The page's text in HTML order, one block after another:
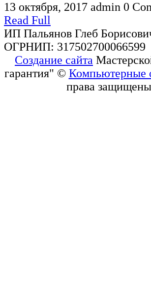
13 октября, 2017 admin 0
Read Full
ИП Пальянов Глеб
ОГРНИП: 317502700066599
Создание сайта
гарантия" © Компьютерные
права